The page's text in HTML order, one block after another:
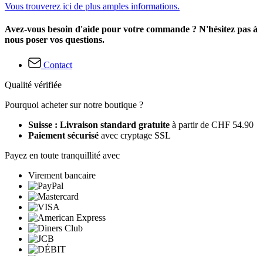
Vous trouverez ici de plus amples informations.
Avez-vous besoin d'aide pour votre commande ? N'hésitez pas à
nous poser vos questions.
Contact
Qualité vérifiée
Pourquoi acheter sur notre boutique ?
Suisse : Livraison standard gratuite à partir de CHF 54.90
Paiement sécurisé avec cryptage SSL
Payez en toute tranquillité avec
Virement bancaire